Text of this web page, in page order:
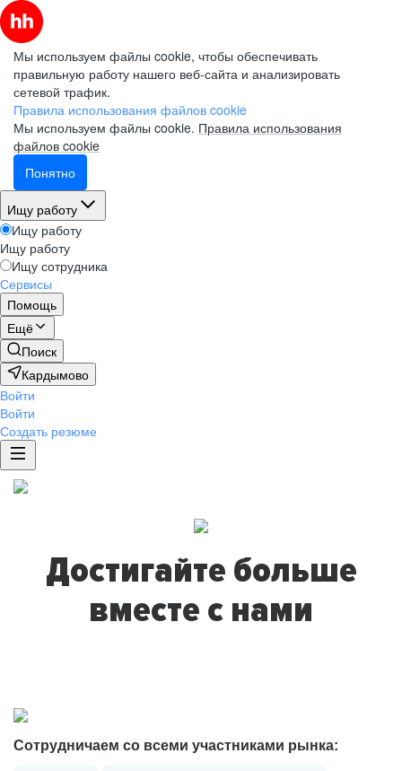
Мы используем файлы cookie, чтобы обеспечивать
правильную работу нашего веб-сайта и анализировать
сетевой трафик.
Правила использования файлов cookie
Мы используем файлы cookie. Правила использования
файлов cookie
Понятно
Ищу работу
Ищу работу
Ищу работу
Ищу сотрудника
Сервисы
Помощь
Ещё
Поиск
Кардымово
Войти
Войти
Создать резюме
Достигайте больше
вместе с нами
Сотрудничаем со всеми участниками рынка: